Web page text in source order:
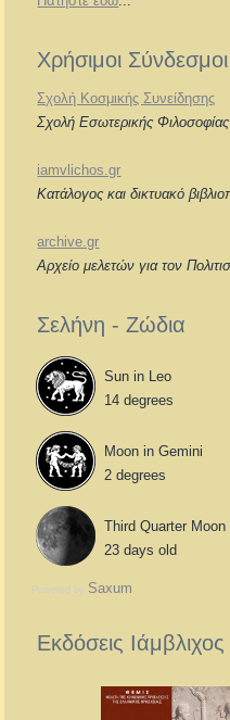
Χρήσιμοι Σύνδεσμοι
Σχολή Κοσμικής Συνείδησης
Σχολή Εσωτερικής
iamvlichos.gr
Κατάλογος και δικτυακό
archive.gr
Αρχείο μελετών για τον
Σελήνη - Ζώδια
Sun in Leo
14 degrees
Moon in Gemini
2 degrees
Third Quarter Moon
23 days old
Powered by Saxum
Εκδόσεις Ιάμβλιχος